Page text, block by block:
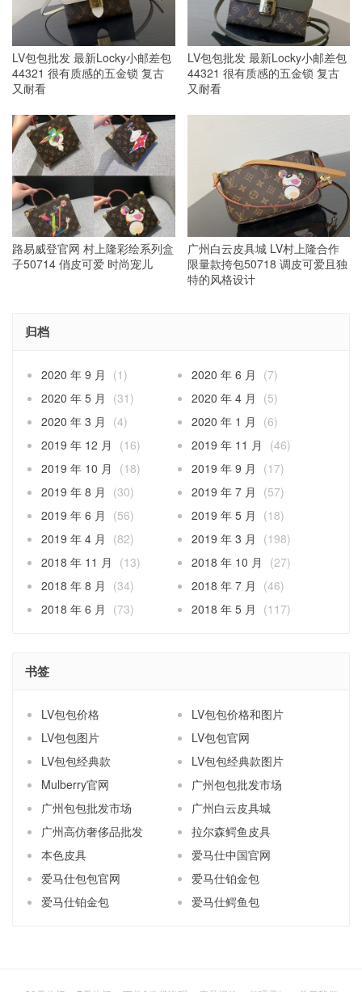
LV包包批发 最新Locky小邮差包
44321 很有质感的五金锁 复古
又耐看
LV包包批发 最新Locky小邮差包
44321 很有质感的五金锁 复古
又耐看
路易威登官网 村上隆彩绘系列盒
子50714 俏皮可爱 时尚宠儿
广州白云皮具城 LV村上隆合作
限量款挎包50718 调皮可爱且独
特的风格设计
归档
2020 年 9 月 (1) 2020 年 6 月
(7)
2020 年 5 月
(31) 2020 年 4 月
(5)
2020 年 3 月
(4) 2020 年 1 月
(6)
2019 年 12 月
(16) 2019 年 11 月
(46)
2019 年 10 月
(18) 2019 年 9 月
(17)
2019 年 8 月
(30) 2019 年 7 月
(57)
2019 年 6 月
(56) 2019 年 5 月
(18)
2019 年 4 月
(82) 2019 年 3 月
(198)
2018 年 11 月
(13) 2018 年 10 月
(27)
2018 年 8 月
(34) 2018 年 7 月
(46)
2018 年 6 月
(73) 2018 年 5 月 (117)
书签
LV包包价格
LV包包价格和图片
LV包包图片
LV包包官网
LV包包经典款
LV包包经典款图片
Mulberry官网
广州包包批发市场
广州包包批发市场
广州白云皮具城
广州高仿奢侈品批发
拉尔森鳄鱼皮具
本色皮具
爱马仕中国官网
爱马仕包包官网
爱马仕铂金包
爱马仕铂金包
爱马仕鳄鱼包